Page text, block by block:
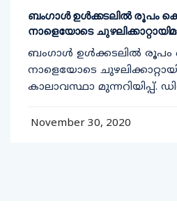
ബംഗാൾ ഉൾക്കടലിൽ രൂപം
നാളെയോടെ
ബംഗാൾ ഉൾക്കടലിൽ
നാളെയോടെ
കാലാവസ്ഥാ മുന്നറിയിപ്പ്.
November 30, 2020